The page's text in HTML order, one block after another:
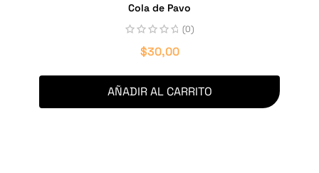
Cola de Pavo
(0)
$30,00
AÑADIR AL CARRITO